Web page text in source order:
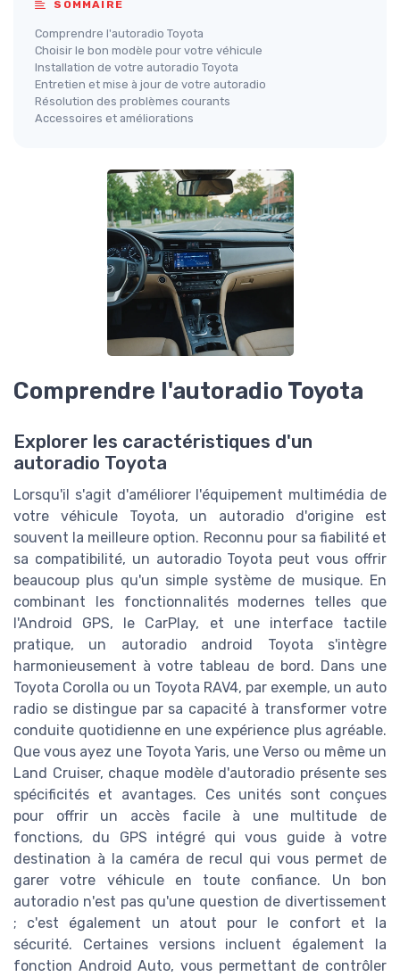
SOMMAIRE
Comprendre l'autoradio Toyota
Choisir le bon modèle pour votre véhicule
Installation de votre autoradio Toyota
Entretien et mise à jour de votre autoradio
Résolution des problèmes courants
Accessoires et améliorations
Comprendre l'autoradio Toyota
Explorer les caractéristiques d'un
autoradio Toyota
Lorsqu'il s'agit d'améliorer l'équipement multimédia de
votre véhicule Toyota, un autoradio d'origine est
souvent la meilleure option. Reconnu pour sa fiabilité et
sa compatibilité, un autoradio Toyota peut vous offrir
beaucoup plus qu'un simple système de musique. En
combinant les fonctionnalités modernes telles que
l'Android GPS, le CarPlay, et une interface tactile
pratique, un autoradio android Toyota s'intègre
harmonieusement à votre tableau de bord. Dans une
Toyota Corolla ou un Toyota RAV4, par exemple, un auto
radio se distingue par sa capacité à transformer votre
conduite quotidienne en une expérience plus agréable.
Que vous ayez une Toyota Yaris, une Verso ou même un
Land Cruiser, chaque modèle d'autoradio présente ses
spécificités et avantages. Ces unités sont conçues
pour offrir un accès facile à une multitude de
fonctions, du GPS intégré qui vous guide à votre
destination à la caméra de recul qui vous permet de
garer votre véhicule en toute confiance. Un bon
autoradio n'est pas qu'une question de divertissement
; c'est également un atout pour le confort et la
sécurité. Certaines versions incluent également la
fonction Android Auto, vous permettant de contrôler